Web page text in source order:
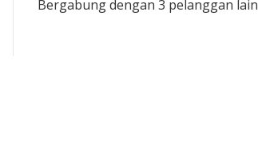
Bergabung dengan 3 pelanggan lain